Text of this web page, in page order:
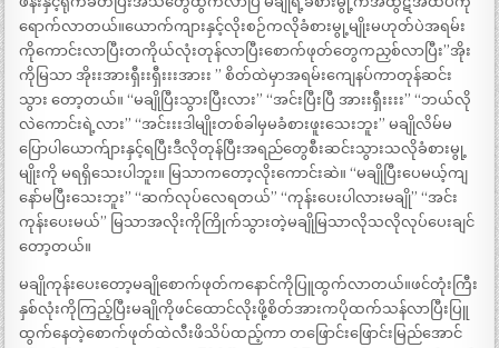
ရောက်လာတယ်။ယောက်ကျားနှင့်လိုးစဉ်ကလိုခံစားမွု့မျိုးမဟုတ်ပဲအရမ်း
ကိုကောင်းလာပြီးတကိုယ်လုံးတုန်လာပြီးစောက်ဖုတ်တွေကညှစ်လာပြီး”အိုး
ကိုမြသာ အိုးးအားရှီးးရှီးးးအားး ” စိတ်ထဲမှာအရမ်းကျေနပ်ကာတုန်ဆင်း
သွား တော့တယ်။ “မချိုပြီးသွားပြီးလား” “အင်းပြီးပြီ အားးရှီးးးး” “ဘယ်လို
လဲကောင်းရဲ့လား” “အင်းးးဒါမျိုးတစ်ခါမှမခံစားဖူးသေးဘူး” မချိုလိမ်မ
ပြောပါယောက်ျားနှင့်ရပြီးဒီလိုတုန်ပြီးအရည်တွေစီးဆင်းသွားသလိုခံစားမွု့
မျိုးကို မရရှိသေးပါဘူး။ မြသာကတော့လိုးကောင်းဆဲ။ “မချိုပြီးပေမယ့်ကျ
နော်မပြီးသေးဘူး” “ဆက်လုပ်လေရတယ်” “ကုန်းပေးပါလားမချို” “အင်း
ကုန်းပေးမယ်” မြသာအလိုးကိုကြိုက်သွားတဲ့မချိုမြသာလိုသလိုလုပ်ပေးချင်
တော့တယ်။
မချိုကုန်းပေးတော့မချိုစောက်ဖုတ်ကနောင်ကိုပြူထွက်လာတယ်။ဖင်တုံးကြီး
နှစ်လုံးကိုကြည့်ပြီးမချိုကိုဖင်ထောင်လိုးဖို့စိတ်အားကပိုထက်သန်လာပြီးပြူ
ထွက်နေတဲ့စောက်ဖုတ်ထဲလီးဖိသိပ်ထည့်ကာ တဖြောင်းဖြောင်းမြည်အောင်